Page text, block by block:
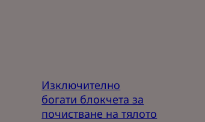
Изключително
богати блокчета за
почистване на тялото